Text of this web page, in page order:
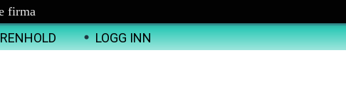
firma
RENHOLD LOGG INN